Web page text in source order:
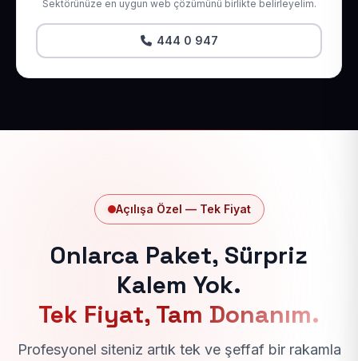
Sektörünüze en uygun web çözümünü birlikte belirleyelim.
444 0 947
Açılışa Özel — Tek Fiyat
Onlarca Paket, Sürpriz
Kalem Yok.
Tek Fiyat, Tam Donanım.
Profesyonel siteniz artık tek ve şeffaf bir rakamla